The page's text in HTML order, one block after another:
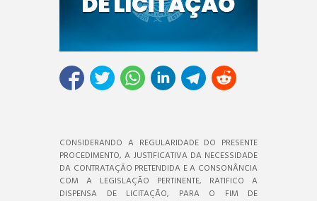
CONSIDERANDO A REGULARIDADE DO PRESENTE
PROCEDIMENTO, A JUSTIFICATIVA DA NECESSIDADE
DA CONTRATAÇÃO PRETENDIDA E A CONSONÂNCIA
COM A LEGISLAÇÃO PERTINENTE, RATIFICO A
DISPENSA DE LICITAÇÃO, PARA O FIM DE